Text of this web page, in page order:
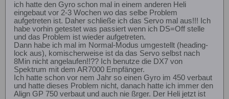
ich hatte den Gyro schon mal in einem anderen Heli
eingebaut vor 2-3 Wochen wo das selbe Problem
aufgetreten ist. Daher schließe ich das Servo mal aus!!! Ich
habe vorhin getestet was passiert wenn ich DS=Off stelle
und das Problem ist wieder aufgetreten.
Dann habe ich mal im Normal-Modus umgestellt (heading-
lock aus), komischerweise ist da das Servo selbst nach
8Min nicht angelaufen!!?? Ich benutze die DX7 von
Spektrum mit dem AR7000 Empfänger.
Ich hatte schon vor nem Jahr so einen Gyro im 450 verbaut
und hatte dieses Problem nicht, danach hatte ich immer den
Align GP 750 verbaut und auch nie ßrger. Der Heli jetzt ist